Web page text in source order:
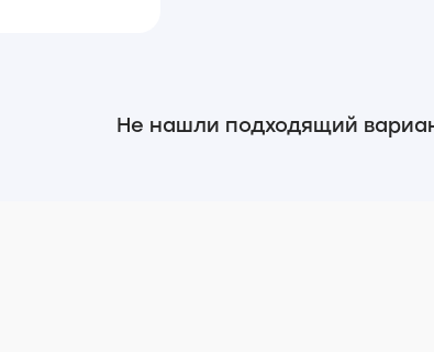
Не нашли подходящий